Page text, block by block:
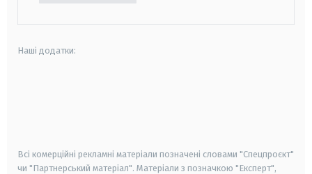
Наші додатки:
Всі комерційні рекламні матеріали позначені словами "Спецпроєкт"
чи "Партнерський матеріал". Матеріали з позначкою "Експерт",